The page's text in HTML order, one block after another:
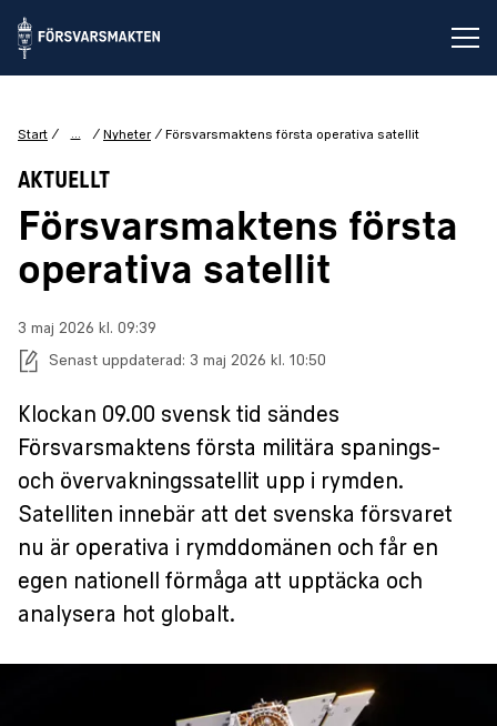
Start ... Nyheter Försvarsmaktens första operativa satellit
AKTUELLT
Försvarsmaktens första
operativa satellit
Publiceringsdatum:
3 maj 2026 kl. 09:39
Senast uppdaterad: 3 maj 2026 kl. 10:50
Klockan 09.00 svensk tid sändes
Försvarsmaktens första militära spanings-
och övervakningssatellit upp i rymden.
Satelliten innebär att det svenska försvaret
nu är operativa i rymddomänen och får en
egen nationell förmåga att upptäcka och
analysera hot globalt.